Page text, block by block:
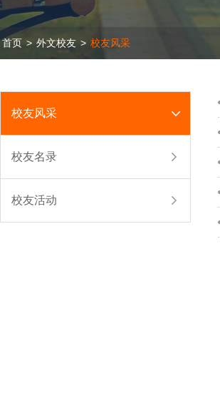
首页 > 外文校友 > 校友风采
校友风采
校友名录
校友活动